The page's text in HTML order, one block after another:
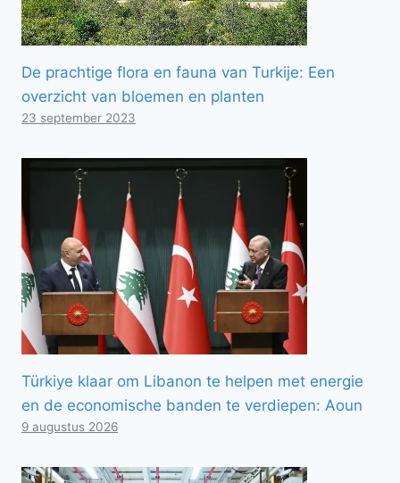
De prachtige flora en fauna van Turkije: Een
overzicht van bloemen en planten
23 september 2023
Türkiye klaar om Libanon te helpen met energie
en de economische banden te verdiepen: Aoun
9 augustus 2026